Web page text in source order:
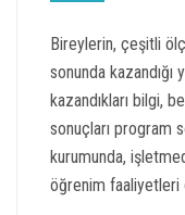
Bireylerin, çeşitli
sonunda
kazandıkları bilgi,
sonuçları program
kurumunda,
öğrenim